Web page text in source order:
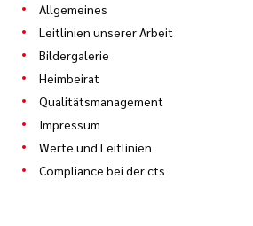
Allgemeines
Leitlinien unserer Arbeit
Bildergalerie
Heimbeirat
Qualitätsmanagement
Impressum
Werte und Leitlinien
Compliance bei der cts